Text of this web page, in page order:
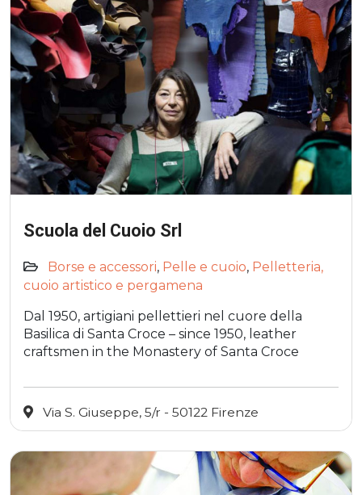
Scuola del Cuoio Srl
Borse e accessori, Pelle e cuoio, Pelletteria,
cuoio artistico e pergamena
Dal 1950, artigiani pellettieri nel cuore della
Basilica di Santa Croce – since 1950, leather
craftsmen in the Monastery of Santa Croce
Via S. Giuseppe, 5/r - 50122 Firenze